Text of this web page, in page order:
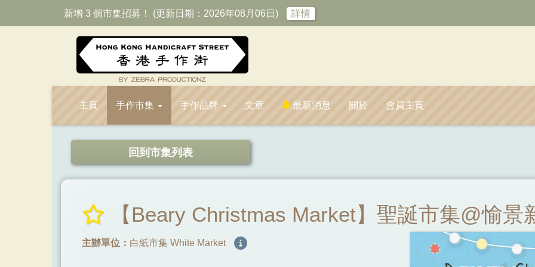
新增 3 個市集招募！ (更新日期：2026年08月06日) 詳情
主頁 手作市集 手作品牌 文章 最新消息 關於 會員主頁
回到市集列表
【Beary Christmas Market】聖誕市集@愉景
主辦單位： 白紙市集 White Market